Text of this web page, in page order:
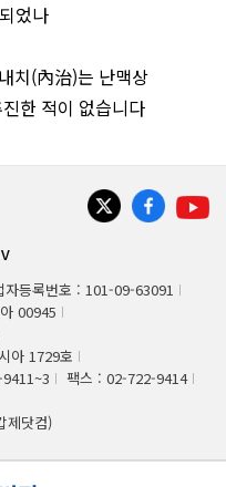
었나
치(內治)는 난맥상
한 적이 없습니다
자등록번호 : 101-09-63091
00945
아 1729호
팩스 : 02-722-9414
제닷컴)